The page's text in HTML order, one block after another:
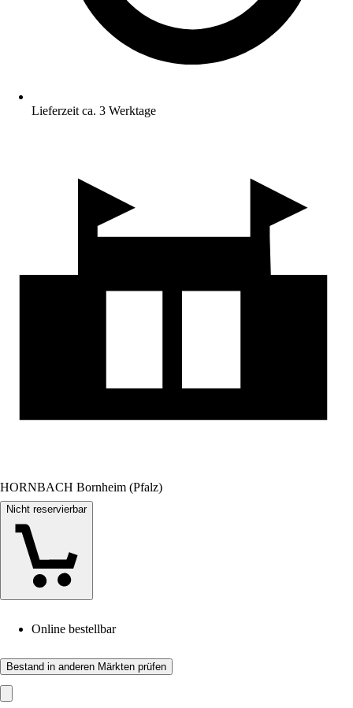
Lieferzeit ca. 3 Werktage
HORNBACH Bornheim (Pfalz)
Nicht reservierbar
Online bestellbar
Bestand in anderen Märkten prüfen